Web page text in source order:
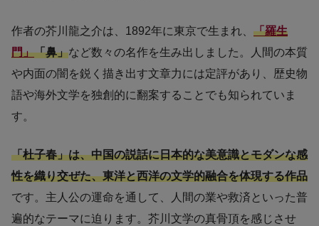
作者の芥川龍之介は、1892年に東京で生まれ、 「羅生
門」「鼻」など数々の名作を生み出しました。人間の本質
や内面の闇を鋭く描き出す文章力には定評があり、歴史物
語や海外文学を独創的に翻案することでも知られていま
す。
「杜子春」は、中国の説話に日本的な美意識とモダンな感
性を織り交ぜた、東洋と西洋の文学的融合を体現する作品
です。主人公の運命を通して、人間の業や救済といった普
遍的なテーマに迫ります。芥川文学の真骨頂を感じさせ